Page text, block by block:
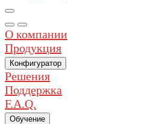
О компании
Продукция
Конфигуратор
Решения
Поддержка
F.A.Q.
Обучение